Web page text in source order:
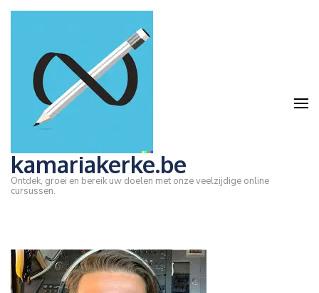
Ga
Enter)
kamariakerke.be
Ontdek, groei en bereik uw doelen met onze veelzijdige online
cursussen.